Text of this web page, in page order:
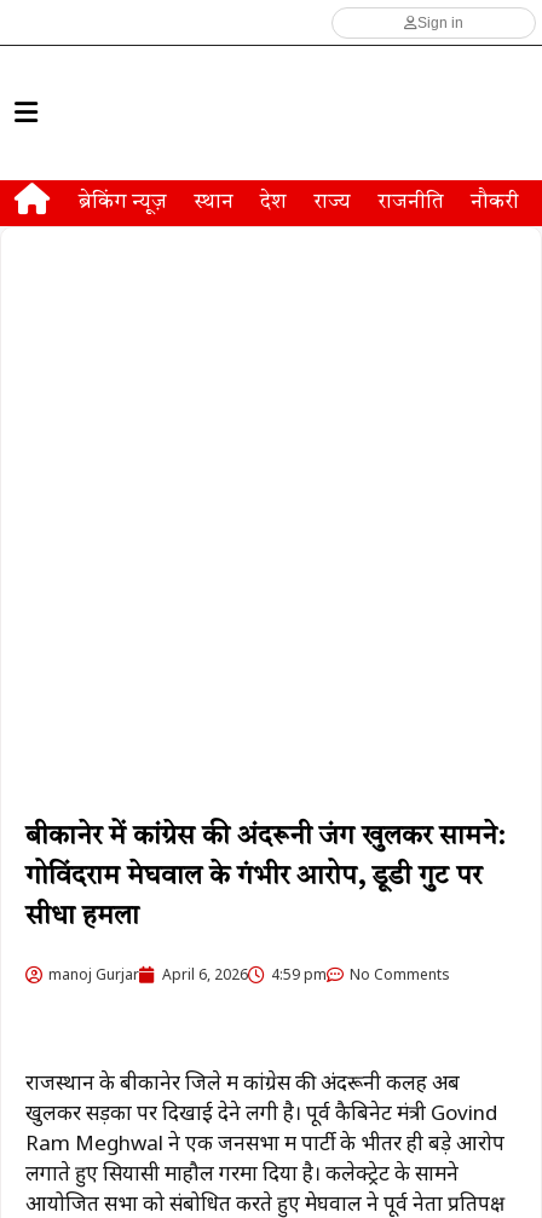
Sign in
ब्रेकिंग न्यूज़ स्थान देश राज्य राजनीति नौकरी
बीकानेर में कांग्रेस की अंदरूनी जंग खुलकर सामने:
गोविंदराम मेघवाल के गंभीर आरोप, डूडी गुट पर
सीधा हमला
manoj Gurjar April 6, 2026 4:59 pm No Comments
राजस्थान के बीकानेर जिले में कांग्रेस की अंदरूनी कलह अब
खुलकर सड़कों पर दिखाई देने लगी है। पूर्व कैबिनेट मंत्री Govind
Ram Meghwal ने एक जनसभा में पार्टी के भीतर ही बड़े आरोप
लगाते हुए सियासी माहौल गरमा दिया है। कलेक्ट्रेट के सामने
आयोजित सभा को संबोधित करते हुए मेघवाल ने पूर्व नेता प्रतिपक्ष